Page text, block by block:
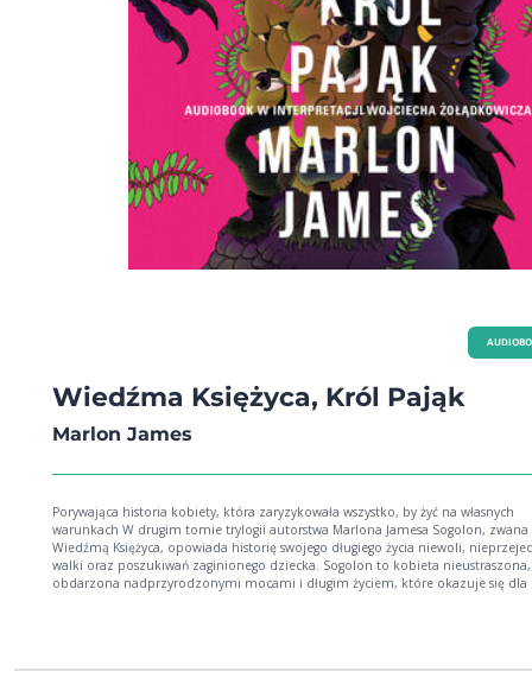
Wiedźma Księżyca, Król Pająk
Marlon James
Porywająca historia kobiety, która zaryzykowała wszystko, by żyć na własnych
warunkach W drugim tomie trylogii autorstwa Marlona Jamesa Sogolon, zwana
Wiedźmą Księżyca, opowiada historię swojego długiego życia niewoli, nieprzejednanej
walki oraz poszukiwań zaginionego dziecka. Sogolon to kobieta nieustraszona,
obdarzona nadprzyrodzonymi mocami i długim życiem, które okazuje się dla
żądzę zemsty. Poszukiwania tajemniczego dziecka, będące osią fabuły pierwszego